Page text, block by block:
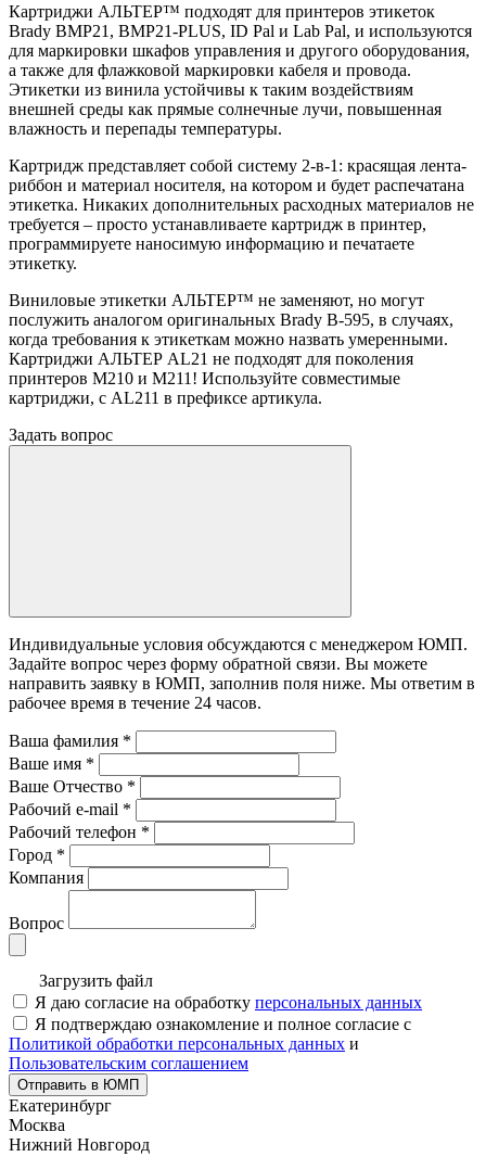
Картриджи АЛЬТЕР™ подходят для принтеров этикеток
Brady BMP21, BMP21-PLUS, ID Pal и Lab Pal, и используются
для маркировки шкафов управления и другого оборудования,
а также для флажковой маркировки кабеля и провода.
Этикетки из винила устойчивы к таким воздействиям
внешней среды как прямые солнечные лучи, повышенная
влажность и перепады температуры.
Картридж представляет собой систему 2-в-1: красящая лента-
риббон и материал носителя, на котором и будет распечатана
этикетка. Никаких дополнительных расходных материалов не
требуется – просто устанавливаете картридж в принтер,
программируете наносимую информацию и печатаете
этикетку.
Виниловые этикетки АЛЬТЕР™ не заменяют, но могут
послужить аналогом оригинальных Brady B-595, в случаях,
когда требования к этикеткам можно назвать умеренными.
Картриджи АЛЬТЕР AL21 не подходят для поколения
принтеров M210 и M211! Используйте совместимые
картриджи, с AL211 в префиксе артикула.
Задать вопрос
Индивидуальные условия обсуждаются с менеджером ЮМП.
Задайте вопрос через форму обратной связи. Вы можете
направить заявку в ЮМП, заполнив поля ниже. Mы ответим в
рабочее время в течение 24 часов.
Ваша фамилия *
Ваше имя *
Ваше Отчество *
Рабочий e-mail *
Рабочий телефон *
Город *
Компания
Вопрос
Загрузить файл
Я даю согласие на обработку персональных данных
Я подтверждаю ознакомление и полное согласие с
Политикой обработки персональных данных и
Пользовательским соглашением
Отправить в ЮМП
Екатеринбург
Москва
Нижний Новгород